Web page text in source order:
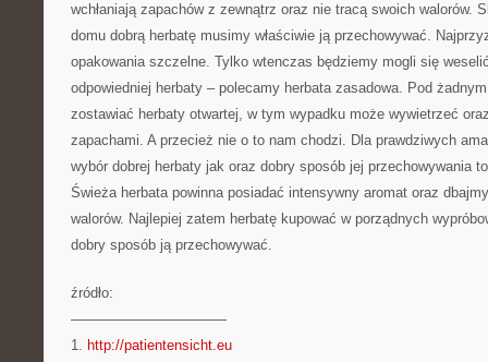
wchłaniają zapachów z zewnątrz oraz nie tracą swoich walorów.
domu dobrą herbatę musimy właściwie ją przechowywać.
opakowania szczelne. Tylko wtenczas będziemy mogli się
odpowiedniej herbaty – polecamy herbata zasadowa. Pod
zostawiać herbaty otwartej, w tym wypadku może wywietrzeć
zapachami. A przecież nie o to nam chodzi. Dla prawdziwych
wybór dobrej herbaty jak oraz dobry sposób jej przechowywania
Świeża herbata powinna posiadać intensywny aromat oraz
walorów. Najlepiej zatem herbatę kupować w porządnych
dobry sposób ją przechowywać.
źródło:
———————————
1. http://patientensicht.eu